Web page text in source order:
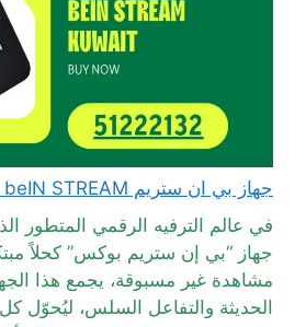
جهاز بي ان ستريم beIN STREAM الكويت مع اشتراك
في عالم الترفيه الرقمي المتطور
جهاز “بي إن ستريم بوكس” كحلاً
مشاهدة غير مسبوقة، يجمع هذا
الحديثة والتفاعل السلس، ليُحوّل